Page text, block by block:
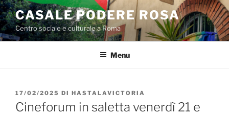
Salta
al
contenuto
CASALE PODERE ROSA
Centro sociale e culturale a Roma
Menu
PUBBLICATO
IL
17/02/2025 DI HASTALAVICTORIA
Cineforum in saletta venerdì 21 e